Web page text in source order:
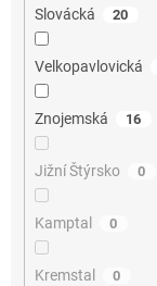
Slovácká 20
Velkopavlovická
Znojemská 16
Jižní Štýrsko 0
Kamptal 0
Kremstal 0